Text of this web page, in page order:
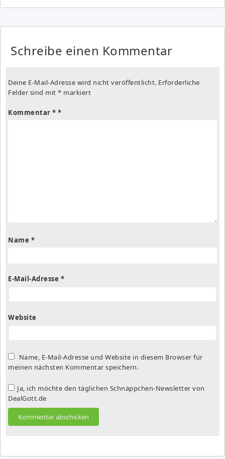
Schreibe einen Kommentar
Deine E-Mail-Adresse wird nicht veröffentlicht. Erforderliche
Felder sind mit * markiert
Kommentar *
Name *
E-Mail-Adresse *
Website
Name, E-Mail-Adresse und Website in diesem Browser für
meinen nächsten Kommentar speichern.
Ja, ich möchte den täglichen Schnäppchen-Newsletter von
DealGott.de